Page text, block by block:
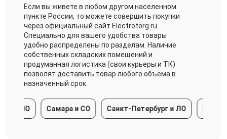
Если вы живете в любом другом населенном
пункте России, то можете совершить покупки
через официальный сайт Electrotorg.ru.
Специально для вашего удобства товары
удобно распределены по разделам. Наличие
собственных складских помещений и
продуманная логистика (свои курьеры и ТК)
позволят доставить товар любого объема в
назначенный срок.
Самара и СО Санкт-Петербург и ЛО